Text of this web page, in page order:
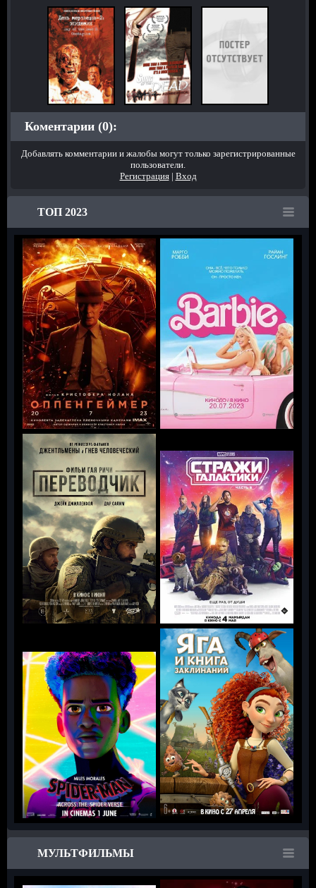
Коментарии (0):
Добавлять комментарии и жалобы могут только зарегистрированные
пользователи.
Регистрация| Вход
ТОП 2023
МУЛЬТФИЛЬМЫ